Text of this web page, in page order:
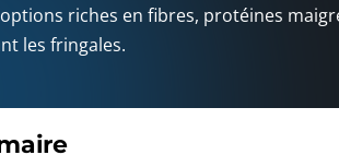
riches en fibres, protéines
les fringales.